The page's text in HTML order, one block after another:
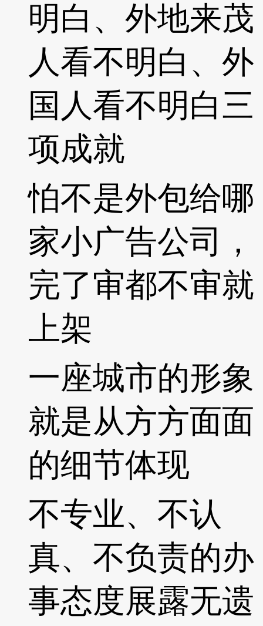
明白、外地来茂
人看不明白、外
国人看不明白三
项成就
怕不是外包给哪
家小广告公司，
完了审都不审就
上架
一座城市的形象
就是从方方面面
的细节体现
不专业、不认
真、不负责的办
事态度展露无遗